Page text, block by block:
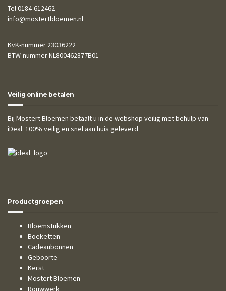
Tel 0184-612462
info@mostertbloemen.nl
KvK-nummer 23036222
BTW-nummer NL800462877B01
Veilig online betalen
Bij Mostert Bloemen betaalt u in de webshop veilig met behulp van
iDeal. 100% veilig en snel aan huis geleverd
Productgroepen
Bloemstukken
Boeketten
Cadeaubonnen
Geboorte
Kerst
Mostert Bloemen
Rouwwerk